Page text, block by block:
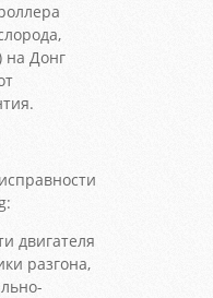
на Донг
двигателя
разгона,